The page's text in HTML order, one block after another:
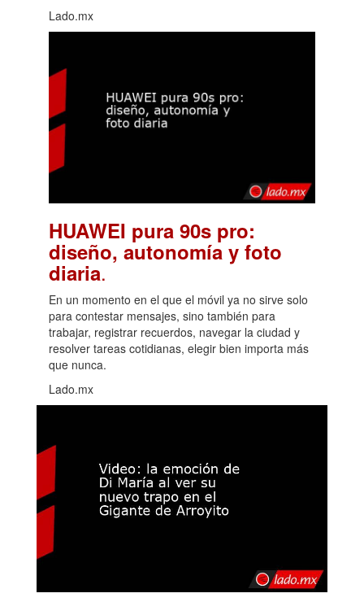
Lado.mx
HUAWEI pura 90s pro:
diseño, autonomía y foto
diaria.
En un momento en el que el móvil ya no sirve solo
para contestar mensajes, sino también para
trabajar, registrar recuerdos, navegar la ciudad y
resolver tareas cotidianas, elegir bien importa más
que nunca.
Lado.mx